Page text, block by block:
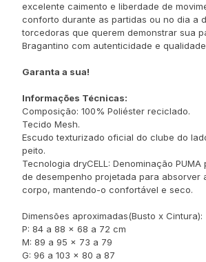
excelente caimento e liberdade de
conforto durante as partidas ou no dia a
torcedoras que querem demonstrar sua
Bragantino com autenticidade e
Garanta a sua!
Informações Técnicas:
Composição: 100% Poliéster reciclado.
Tecido Mesh.
Escudo texturizado oficial do clube do
peito.
Tecnologia dryCELL: Denominação
de desempenho projetada para absorver
corpo, mantendo-o confortável e seco.
Dimensões aproximadas(Busto x Cintura):
P: 84 a 88 x 68 a 72 cm
M: 89 a 95 x 73 a 79
G: 96 a 103 x 80 a 87